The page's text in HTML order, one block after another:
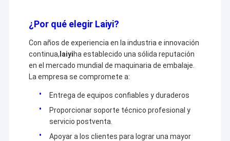
¿Por qué elegir Laiyi?
Con años de experiencia en la industria e innovación
continua, laiyiha establecido una sólida reputación
en el mercado mundial de maquinaria de embalaje.
La empresa se compromete a:
Entrega de equipos confiables y duraderos
Proporcionar soporte técnico profesional y
servicio postventa.
Apoyar a los clientes para lograr una mayor